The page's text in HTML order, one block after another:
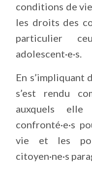
conditions de
les droits des
particulier
adolescent·e·s.
En s’impliquant
s’est rendu
auxquels
confronté·e·s
vie et les
citoyen·ne·s